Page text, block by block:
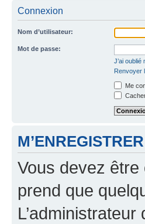
Connexion
Nom d’utilisateur:
Mot de passe:
J’ai
Renvoyer
Me
M’ENREGISTRER
Vous devez être
prend que